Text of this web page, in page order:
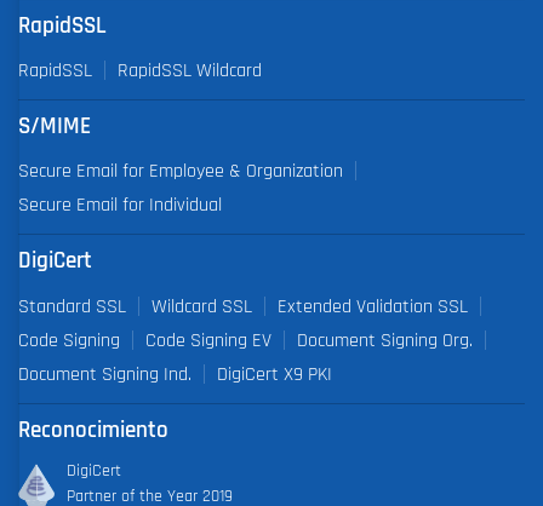
RapidSSL
RapidSSL RapidSSL Wildcard
S/MIME
Secure Email for Employee & Organization
Secure Email for Individual
DigiCert
Standard SSL Wildcard SSL
Extended Validation SSL
Code Signing
Code Signing EV
Document Signing Org.
Document Signing Ind.
DigiCert X9 PKI
Reconocimiento
DigiCert
Partner of the Year 2019